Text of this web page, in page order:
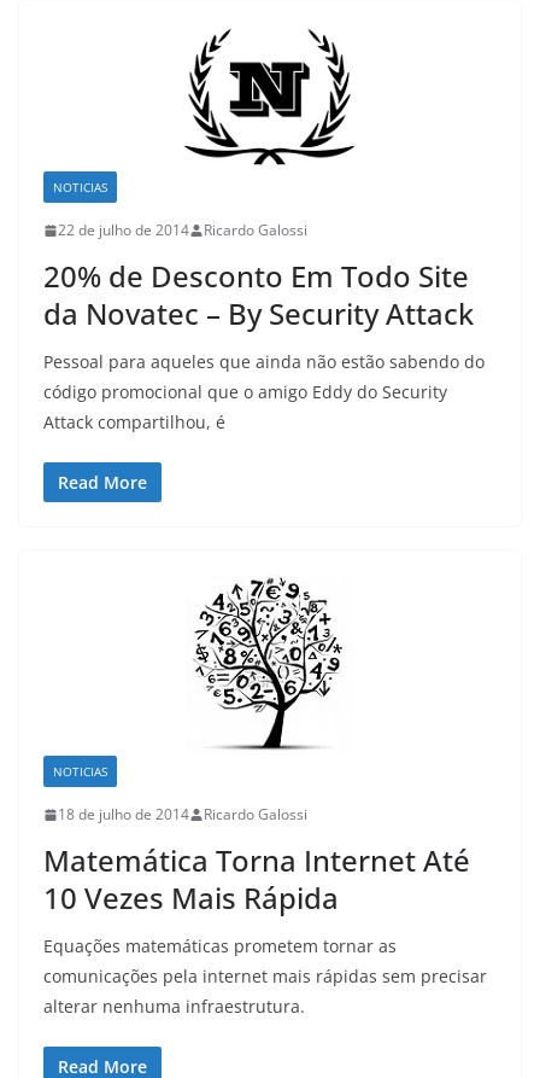
NOTICIAS
22 de julho de 2014 Ricardo Galossi
20% de Desconto Em Todo Site
da Novatec – By Security Attack
Pessoal para aqueles que ainda não estão sabendo do
código promocional que o amigo Eddy do Security
Attack compartilhou, é
Read More
NOTICIAS
18 de julho de 2014 Ricardo Galossi
Matemática Torna Internet Até
10 Vezes Mais Rápida
Equações matemáticas prometem tornar as
comunicações pela internet mais rápidas sem precisar
alterar nenhuma infraestrutura.
Read More